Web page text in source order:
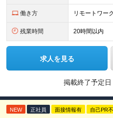
働き方 リモートワー
残業時間 20時間以内
求人を見る
掲載終了予定日
NEW 正社員 面接情報有 自己PR